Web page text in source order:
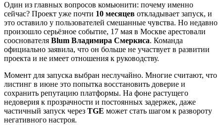
Один из главных вопросов комьюнити: почему именно
сейчас? Проект уже почти 10 месяцев откладывает запуск, и
это оставило у пользователей смешанные чувства. Но недавно
произошло серьёзное событие, 17 мая в Москве арестовали
сооснователя Blum Владимира Смеркиса. Команда
официально заявила, что он больше не участвует в развитии
проекта и не имеет отношения к руководству.
Момент для запуска выбран неслучайно. Многие считают, что
листинг в июне это попытка восстановить доверие и
сохранить репутацию платформы. На фоне растущего
недоверия к прозрачности и постоянных задержек, даже
частичный запуск через TGE может стать шагом к развороту
негативного настроя.